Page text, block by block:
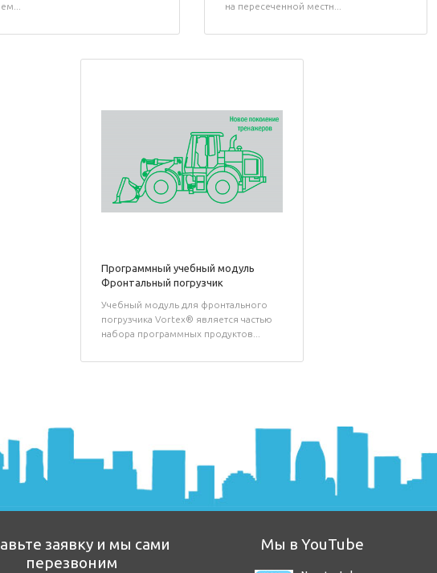
на пересеченной местн...
Программный учебный модуль
Фронтальный погрузчик
Учебный модуль для фронтального
погрузчика Vortex® является частью
набора программных продуктов...
заявку и мы сами
перезвоним
Мы в YouTube